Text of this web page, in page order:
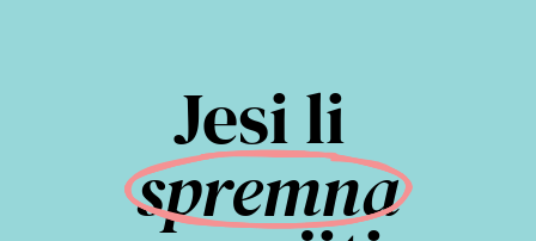
Jesi li
spremna